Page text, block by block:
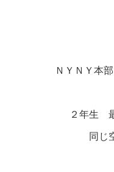
ＮＹＮＹ本
２年生
同じ